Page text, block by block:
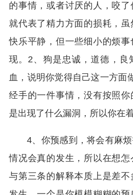
的事情，或者讨厌的人，咬
就代表了精力方面的损耗，
快乐平静，但一些细小的烦
现。2、狗是忠诚，道德，良
血，说明你觉得自己这一方面
经手的一件事情，没有按照
是出现了什么漏洞，所以你在
4、你预感到，将会有麻
情况会真的发生，所以在想
与第三条的解释本质上是差